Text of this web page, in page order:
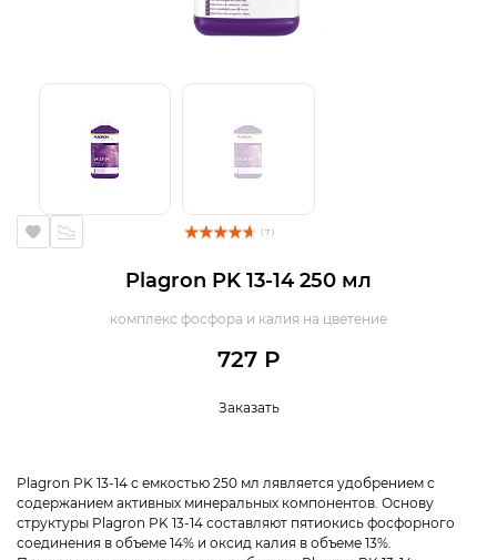
( 7 )
Plagron PK 13-14 250 мл
комплекс фосфора и калия на цветение
727 Р
Заказать
Plagron PK 13-14 с емкостью 250 мл лявляется удобрением с
содержанием активных минеральных компонентов. Основу
структуры Plagron PK 13-14 составляют пятиокись фосфорного
соединения в объеме 14% и оксид калия в объеме 13%.